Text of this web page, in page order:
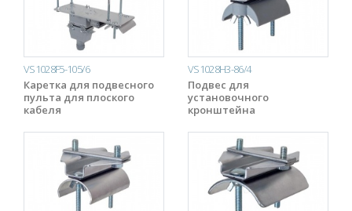
VS1028F5-105/6
Каретка для подвесного
пульта для плоского
кабеля
VS1028H3-86/4
Подвес для
установочного
кронштейна